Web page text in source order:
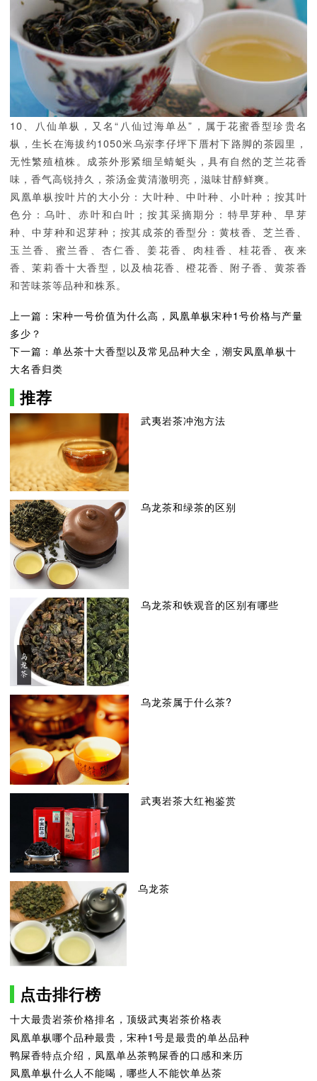
10、八仙单枞，又名“八仙过海单丛”，属于花蜜香型珍贵名
枞，生长在海拔约1050米乌岽李仔坪下厝村下路脚的茶园里，
无性繁殖植株。成茶外形紧细呈蜻蜓头，具有自然的芝兰花香
味，香气高锐持久，茶汤金黄清澈明亮，滋味甘醇鲜爽。
凤凰单枞按叶片的大小分：大叶种、中叶种、小叶种；按其叶
色分：乌叶、赤叶和白叶；按其采摘期分：特早芽种、早芽
种、中芽种和迟芽种；按其成茶的香型分：黄枝香、芝兰香、
玉兰香、蜜兰香、杏仁香、姜花香、肉桂香、桂花香、夜来
香、茉莉香十大香型，以及柚花香、橙花香、附子香、黄茶香
和苦味茶等品种和株系。
上一篇：宋种一号价值为什么高，凤凰单枞宋种1号价格与产量
多少？
下一篇：单丛茶十大香型以及常见品种大全，潮安凤凰单枞十
大名香归类
推荐
武夷岩茶冲泡方法
乌龙茶和绿茶的区别
乌龙茶和铁观音的区别有哪些
乌龙茶属于什么茶?
武夷岩茶大红袍鉴赏
乌龙茶
点击排行榜
十大最贵岩茶价格排名，顶级武夷岩茶价格表
凤凰单枞哪个品种最贵，宋种1号是最贵的单丛品种
鸭屎香特点介绍，凤凰单丛茶鸭屎香的口感和来历
凤凰单枞什么人不能喝，哪些人不能饮单丛茶